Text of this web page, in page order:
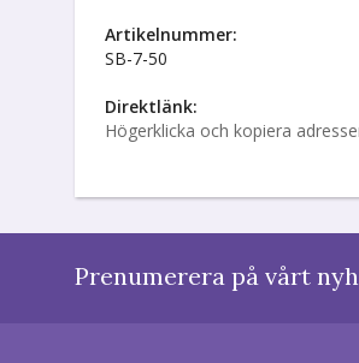
Artikelnummer:
SB-7-50
Direktlänk:
Högerklicka och kopiera
Prenumerera på vårt